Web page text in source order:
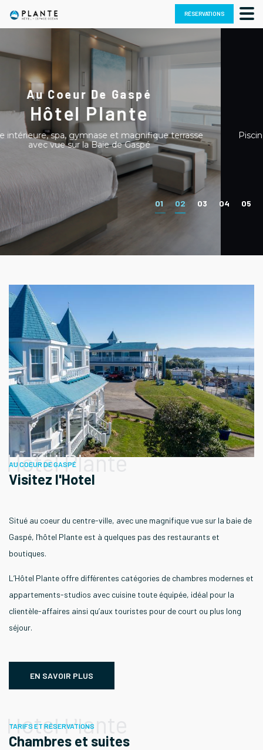
RÉSERVATIONS
01 02 03 04 05
Au Coeur De Gaspé
Hôtel Plante
Piscine intérieure, spa, gymnase et magnifique terrasse
avec vue sur la Baie de Gaspé
AU COEUR DE GASPÉ
Hotel Plante
Visitez l'Hotel
Situé au coeur du centre-ville, avec une magnifique vue sur la baie de
Gaspé, l’hôtel Plante est à quelques pas des restaurants et
boutiques.
L’Hôtel Plante offre différentes catégories de chambres modernes et
appartements-studios avec cuisine toute équipée, idéal pour la
clientèle-affaires ainsi qu’aux touristes pour de court ou plus long
séjour.
EN SAVOIR PLUS
TARIFS ET RÉSERVATIONS
Hotel Plante
Chambres et suites